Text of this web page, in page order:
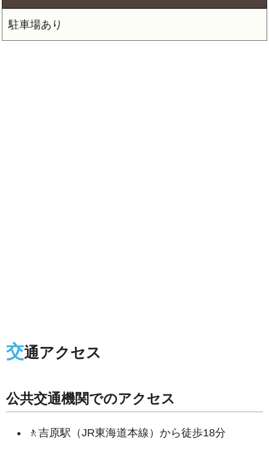
駐車場あり
交通アクセス
公共交通機関でのアクセス
🚶吉原駅（JR東海道本線）から徒歩18分